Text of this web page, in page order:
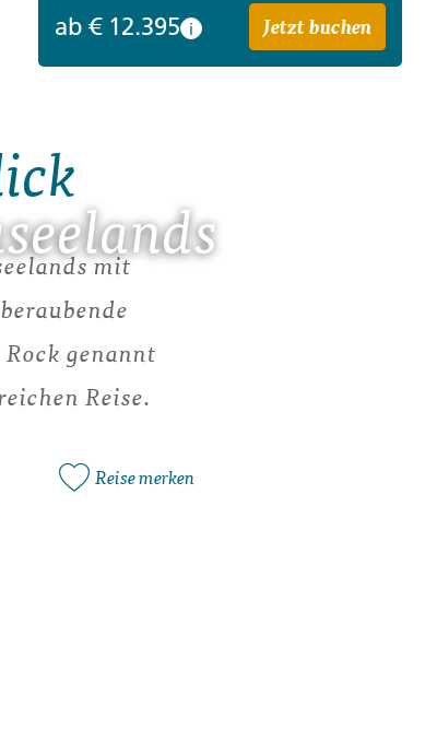
ab € 12.395 i Jetzt buchen
mit
genannt
Reise.
Reise merken